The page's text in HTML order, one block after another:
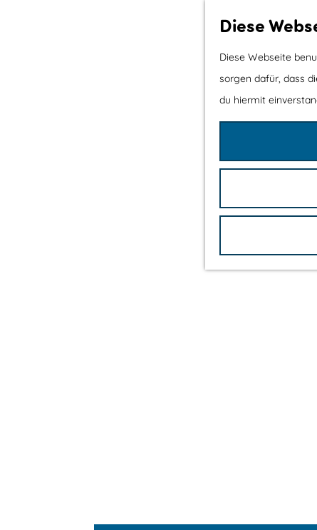
Diese
Diese Webseite
sorgen dafür, dass
du hiermit